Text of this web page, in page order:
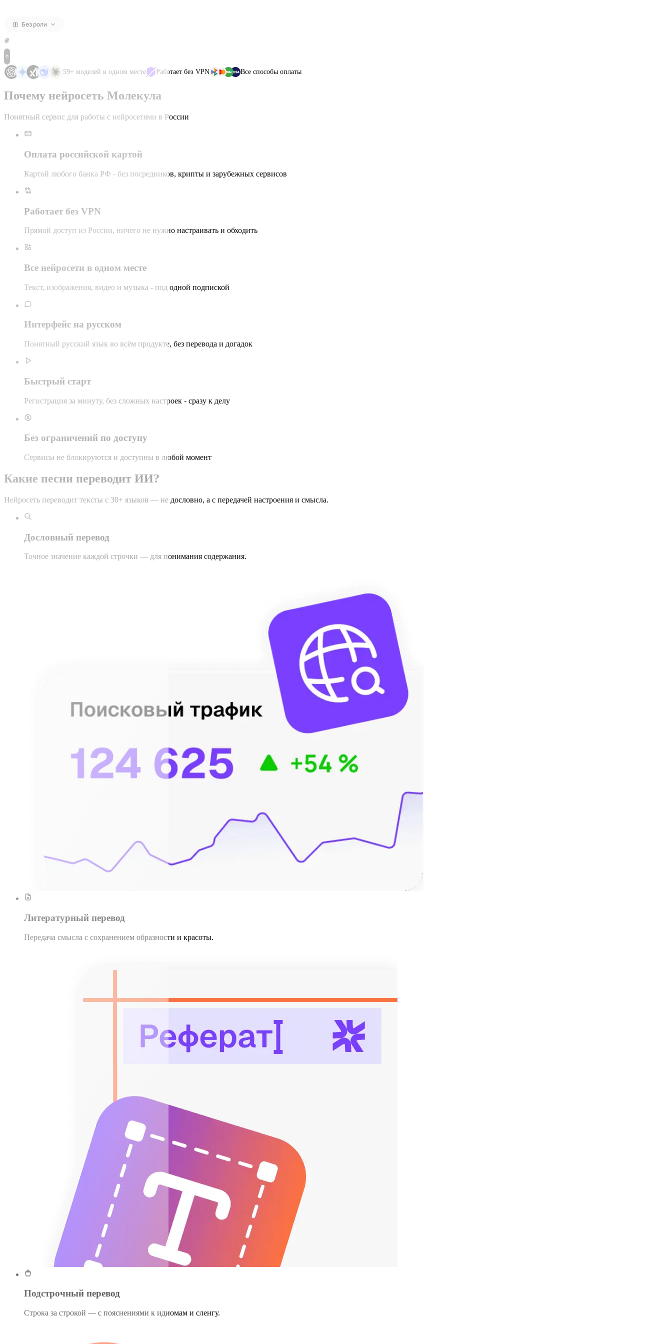
Без роли
59+ моделей в одном месте Работает без VPN Все способы оплаты
Почему нейросеть Молекула
Понятный сервис для работы с нейросетями в России
Оплата российской картой
Картой любого банка РФ - без посредников, крипты и зарубежных сервисов
Работает без VPN
Прямой доступ из России, ничего не нужно настраивать и обходить
Все нейросети в одном месте
Текст, изображения, видео и музыка - под одной подпиской
Интерфейс на русском
Понятный русский язык во всём продукте, без перевода и догадок
Быстрый старт
Регистрация за минуту, без сложных настроек - сразу к делу
Без ограничений по доступу
Сервисы не блокируются и доступны в любой момент
Какие песни переводит ИИ?
Нейросеть переводит тексты с 30+ языков — не дословно, а с передачей настроения и смысла.
Дословный перевод
Точное значение каждой строчки — для понимания содержания.
Литературный перевод
Передача смысла с сохранением образности и красоты.
Подстрочный перевод
Строка за строкой — с пояснениями к идиомам и сленгу.